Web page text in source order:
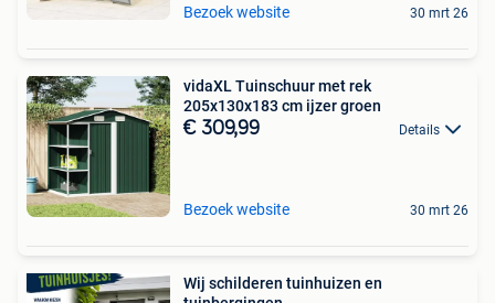
Bezoek website 30 mrt 26
vidaXL Tuinschuur met rek
205x130x183 cm ijzer groen
€ 309,99 Details
Bezoek website 30 mrt 26
Wij schilderen tuinhuizen en